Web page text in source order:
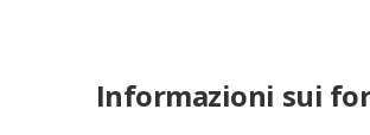
Informazioni sui